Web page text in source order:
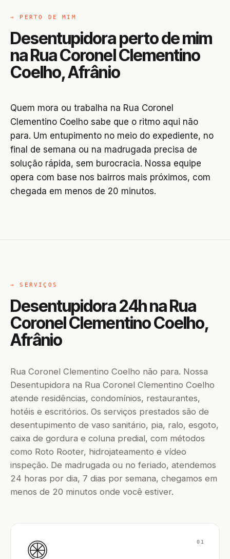
→ PERTO DE MIM
Desentupidora perto de mim
na Rua Coronel Clementino
Coelho, Afrânio
Quem mora ou trabalha na Rua Coronel
Clementino Coelho sabe que o ritmo aqui não
para. Um entupimento no meio do expediente, no
final de semana ou na madrugada precisa de
solução rápida, sem burocracia. Nossa equipe
opera com base nos bairros mais próximos, com
chegada em menos de 20 minutos.
→ SERVIÇOS
Desentupidora 24h na Rua
Coronel Clementino Coelho,
Afrânio
Rua Coronel Clementino Coelho não para. Nossa
Desentupidora na Rua Coronel Clementino Coelho
atende residências, condomínios, restaurantes,
hotéis e escritórios. Os serviços prestados são de
desentupimento de vaso sanitário, pia, ralo, esgoto,
caixa de gordura e coluna predial, com métodos
como Roto Rooter, hidrojateamento e vídeo
inspeção. De madrugada ou no feriado, atendemos
24 horas por dia, 7 dias por semana, chegamos em
menos de 20 minutos onde você estiver.
01